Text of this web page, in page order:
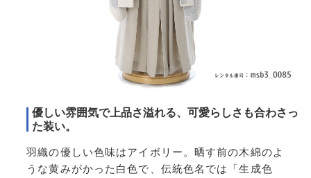
優しい雰囲気で上品さ溢れる、可愛らしさも合わさっ
た装い。
羽織の優しい色味はアイボリー。晒す前の木綿のよ
うな黄みがかった白色で、伝統色名では「生成色